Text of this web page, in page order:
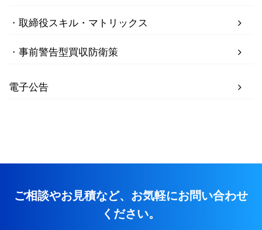
取締役スキル・マトリックス
事前警告型買収防衛策
電子公告
ご相談やお見積など、お気軽にお問い合わせ
ください。